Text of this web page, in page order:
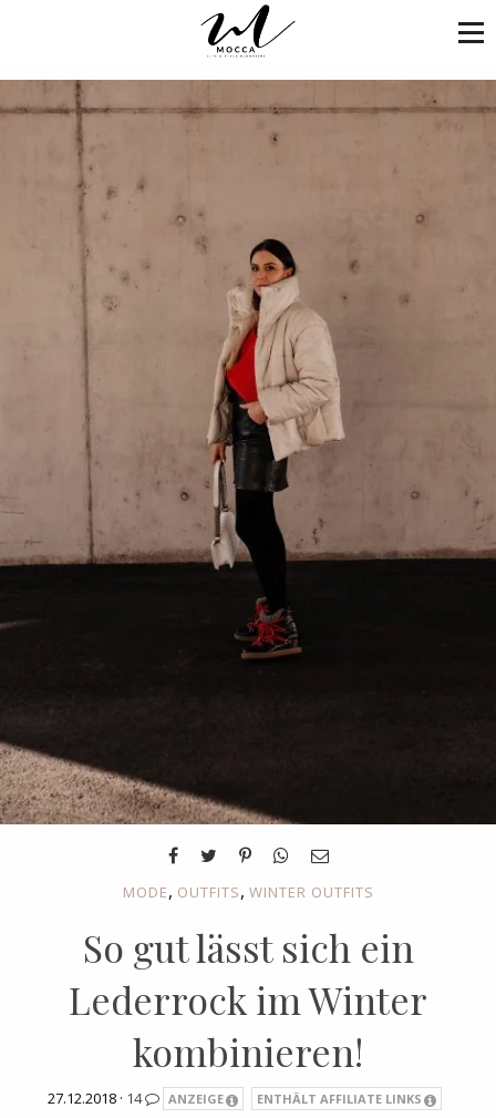
MODE, OUTFITS, WINTER OUTFITS
So gut lässt sich ein
Lederrock im Winter
kombinieren!
27.12.2018 · 14 ANZEIGE ENTHÄLT AFFILIATE LINKS